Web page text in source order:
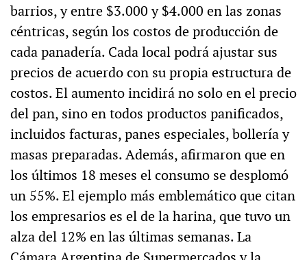
barrios, y entre $3.000 y $4.000 en las zonas
céntricas, según los costos de producción de
cada panadería. Cada local podrá ajustar sus
precios de acuerdo con su propia estructura de
costos. El aumento incidirá no solo en el precio
del pan, sino en todos productos panificados,
incluidos facturas, panes especiales, bollería y
masas preparadas. Además, afirmaron que en
los últimos 18 meses el consumo se desplomó
un 55%. El ejemplo más emblemático que citan
los empresarios es el de la harina, que tuvo un
alza del 12% en las últimas semanas. La